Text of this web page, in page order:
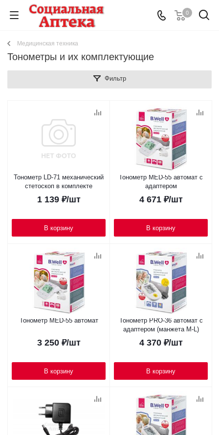
0
Медицинская техника
Тонометры и их комплектующие
Фильтр
Тонометр LD-71 механический
стетоскоп в комплекте
1 139₽/шт
В корзину
Тонометр MED-55 автомат с
адаптером
4 671₽/шт
В корзину
Тонометр MED-55 автомат
3 250₽/шт
В корзину
Тонометр PRO-36 автомат с
адаптером (манжета M-L)
4 370₽/шт
В корзину